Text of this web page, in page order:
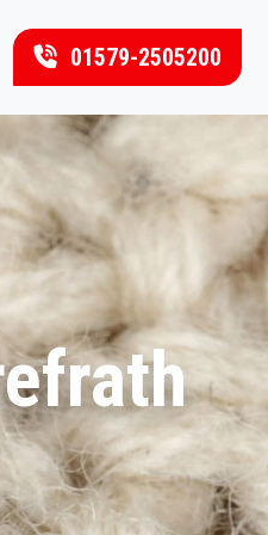
01579-2505200